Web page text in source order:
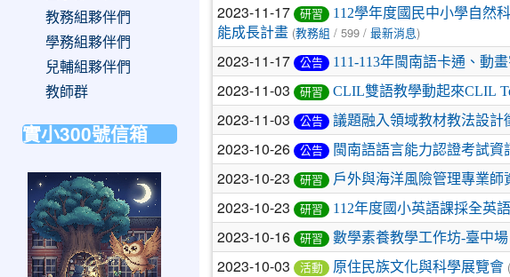
2023-11-17 研習
112學年度國民中小學自然
能成長計畫 (教務組 / 599 / 最新消息)
2023-11-17 公告 111-113年閩南語卡通、動
2023-11-03 研習 CLIL雙語教學動起來CLIL
2023-11-03 公告 議題融入領域教材教法設計
2023-10-26 公告 閩南語語言能力認證考試資
2023-10-23 研習 戶外與海洋風險管理專業師
2023-10-23 研習 112年度國小英語課採全英
2023-10-16 研習 數學素養教學工作坊-臺中場
2023-10-03 活動 原住民族文化與科學展覽會 (
教務組夥伴們
學務組夥伴們
兒輔組夥伴們
教師群
實小300號信箱
https://forms.gle/sb6qss7apF2uRjVc7